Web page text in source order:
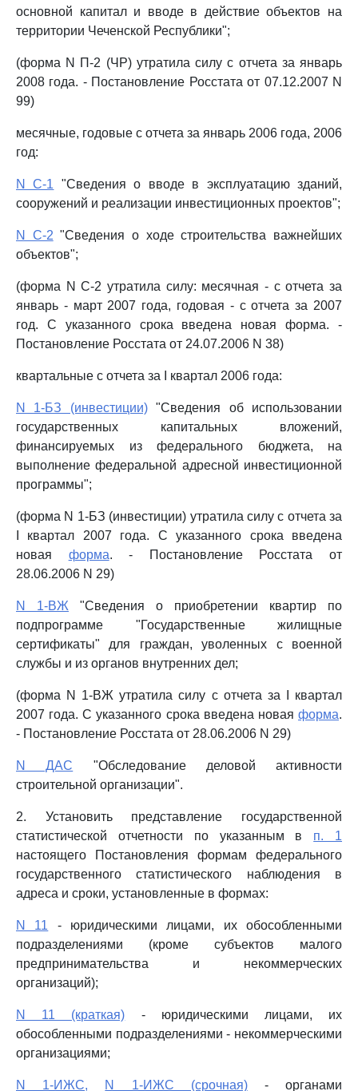
основной капитал и вводе в действие объектов на
территории Чеченской Республики";
(форма N П-2 (ЧР) утратила силу с отчета за январь
2008 года. - Постановление Росстата от 07.12.2007 N
99)
месячные, годовые с отчета за январь 2006 года, 2006
год:
N С-1 "Сведения о вводе в эксплуатацию зданий,
сооружений и реализации инвестиционных проектов";
N С-2 "Сведения о ходе строительства важнейших
объектов";
(форма N С-2 утратила силу: месячная - с отчета за
январь - март 2007 года, годовая - с отчета за 2007
год. С указанного срока введена новая форма. -
Постановление Росстата от 24.07.2006 N 38)
квартальные с отчета за I квартал 2006 года:
N 1-БЗ (инвестиции)"Сведения об использовании
государственных капитальных вложений,
финансируемых из федерального бюджета, на
выполнение федеральной адресной инвестиционной
программы";
(форма N 1-БЗ (инвестиции) утратила силу с отчета за
I квартал 2007 года. С указанного срока введена
новая форма. - Постановление Росстата от
28.06.2006 N 29)
N 1-ВЖ "Сведения о приобретении квартир по
подпрограмме "Государственные жилищные
сертификаты" для граждан, уволенных с военной
службы и из органов внутренних дел;
(форма N 1-ВЖ утратила силу с отчета за I квартал
2007 года. С указанного срока введена новая форма.
- Постановление Росстата от 28.06.2006 N 29)
N ДАС "Обследование деловой активности
строительной организации".
2. Установить представление государственной
статистической отчетности по указанным в п. 1
настоящего Постановления формам федерального
государственного статистического наблюдения в
адреса и сроки, установленные в формах:
N 11 - юридическими лицами, их обособленными
подразделениями (кроме субъектов малого
предпринимательства и некоммерческих
организаций);
N 11 (краткая) - юридическими лицами, их
обособленными подразделениями - некоммерческими
организациями;
N 1-ИЖС, N 1-ИЖС (срочная)- органами